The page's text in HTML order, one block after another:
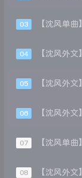
03
04
05
06
07
08 【沈风外